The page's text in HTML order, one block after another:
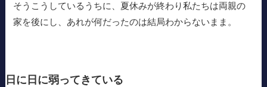
そうこうしているうちに、夏休みが終わり私たちは両親の
家を後にし、あれが何だったのは結局わからないまま。
日に日に弱ってきている